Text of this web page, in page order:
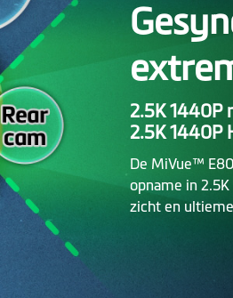
2.5K 1440P
2.5K 1440P
De MiVue™
opname in
zicht en